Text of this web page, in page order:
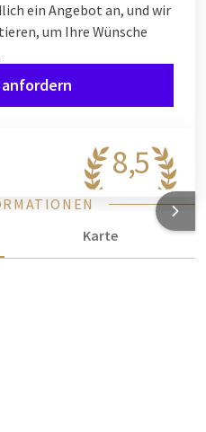
ein Angebot an, und wir
um Ihre Wünsche
8,5
Karte